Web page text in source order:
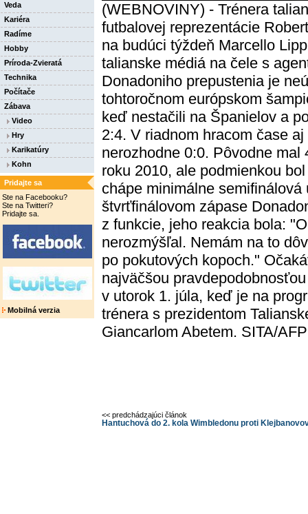
Veda
Kariéra
Radíme
Hobby
Príroda-Zvieratá
Technika
Počítače
Zábava
Video
Hry
Karikatúry
Kohn
Pridajte sa
Ste na Facebooku?
Ste na Twitteri?
Pridajte sa.
Mobilná verzia
(WEBNOVINY) - Trénera
futbalovej reprezentácie
na budúci týždeň Marcello
talianske médiá na čele s
Donadoniho prepustenia je
tohtoročnom európskom
keď nestačili na Španielov a
2:4. V riadnom hracom čase
nerozhodne 0:0. Pôvodne
roku 2010, ale podmienkou
chápe minimálne
štvrťfinálovom zápase
z funkcie, jeho reakcia bola:
nerozmýšľal. Nemám na to
po pokutových kopoch."
najväčšou
v utorok 1. júla, keď je na
trénera s prezidentom
Giancarlom Abetem. SITA/AFP
<< predchádzajúci článok
Hantuchová do 2. kola Wimbledonu proti